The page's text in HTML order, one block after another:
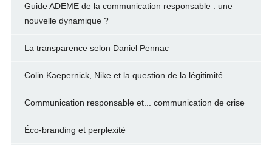
Guide ADEME de la communication responsable : une
nouvelle dynamique ?
La transparence selon Daniel Pennac
Colin Kaepernick, Nike et la question de la légitimité
Communication responsable et... communication de crise
Éco-branding et perplexité